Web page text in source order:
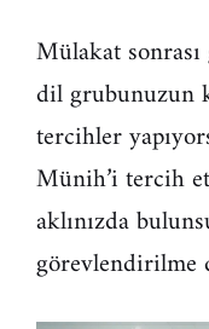
Mülakat
dil grubunuzun
tercihler
Münih’i tercih
aklınızda
görevlendirilme